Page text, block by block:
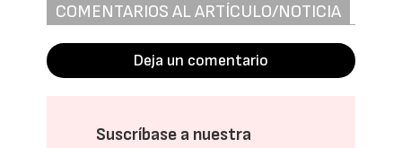
COMENTARIOS AL ARTÍCULO/NOTICIA
Deja un comentario
Suscríbase a nuestra